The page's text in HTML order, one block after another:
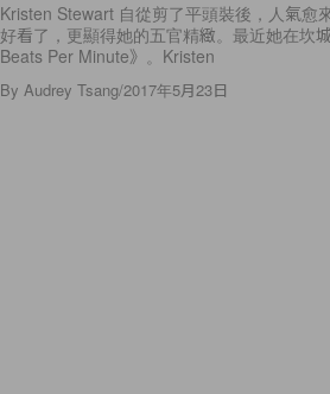
Kristen Stewart 自從剪了平頭裝後，人氣愈
好看了，更顯得她的五官精緻。最近她在坎
Beats Per Minute》。Kristen
By Audrey Tsang/2017年5月23日